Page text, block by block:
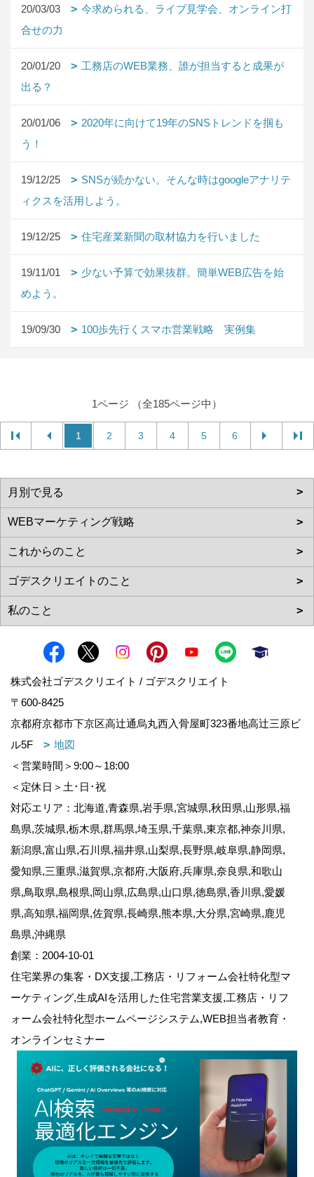
20/03/03
今求められる、ライブ見学会、オンライン打
合せの力
20/01/20
工務店のWEB業務、誰が担当すると成果が
出る？
20/01/06
2020年に向けて19年のSNSトレンドを掴も
う！
19/12/25
SNSが続かない。そんな時はgoogleアナリテ
ィクスを活用しよう。
19/12/25 住宅産業新聞の取材協力を行いました
19/11/01
少ない予算で効果抜群。簡単WEB広告を始
めよう。
19/09/30 100歩先行くスマホ営業戦略 実例集
1ページ （全185ページ中）
1 2 3 4 5 6
株式会社ゴデスクリエイト / ゴデスクリエイト
〒600-8425
京都府京都市下京区高辻通烏丸西入骨屋町323番地高辻三原ビ
ル5F
地図
＜営業時間＞9:00～18:00
＜定休日＞土･日･祝
対応エリア：北海道,青森県,岩手県,宮城県,秋田県,山形県,福
島県,茨城県,栃木県,群馬県,埼玉県,千葉県,東京都,神奈川県,
新潟県,富山県,石川県,福井県,山梨県,長野県,岐阜県,静岡県,
愛知県,三重県,滋賀県,京都府,大阪府,兵庫県,奈良県,和歌山
県,鳥取県,島根県,岡山県,広島県,山口県,徳島県,香川県,愛媛
県,高知県,福岡県,佐賀県,長崎県,熊本県,大分県,宮崎県,鹿児
島県,沖縄県
創業：2004-10-01
住宅業界の集客・DX支援,工務店・リフォーム会社特化型マ
ーケティング,生成AIを活用した住宅営業支援,工務店・リフ
ォーム会社特化型ホームページシステム,WEB担当者教育・
オンラインセミナー